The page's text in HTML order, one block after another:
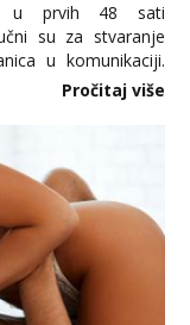
u prvih 48 sati
su za stvaranje
u komunikaciji.
ili intimnih
nije zaslužila to
Pročitaj više